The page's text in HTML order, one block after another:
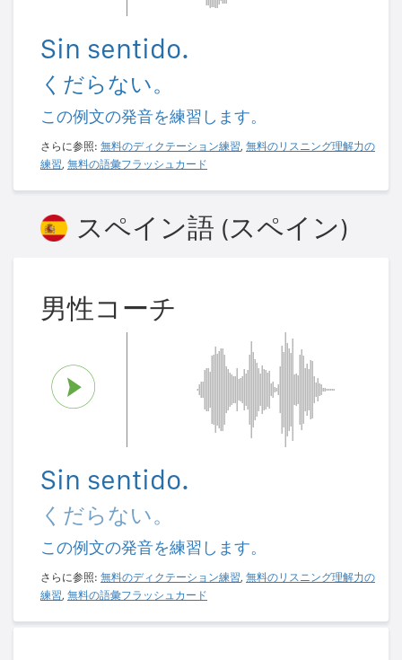
Sin sentido.
くだらない。
この例文の発音を練習します。
さらに参照: 無料のディクテーション練習, 無料のリスニング理解力の
練習, 無料の語彙フラッシュカード
スペイン語 (スペイン)
男性コーチ
Sin sentido.
くだらない。
この例文の発音を練習します。
さらに参照: 無料のディクテーション練習, 無料のリスニング理解力の
練習, 無料の語彙フラッシュカード